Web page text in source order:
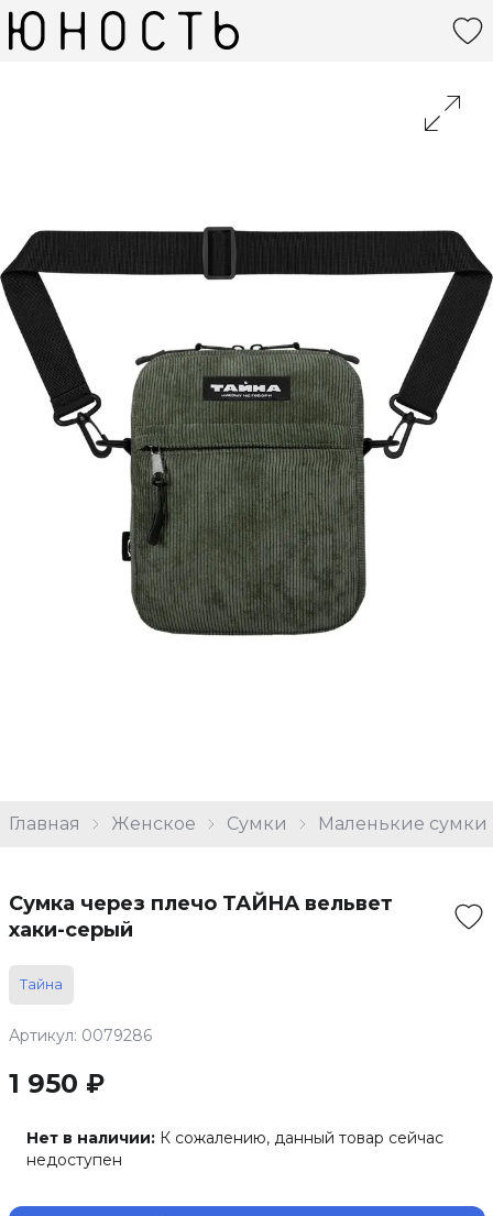
Главная Женское Сумки Маленькие сумки
Сумка через плечо ТАЙНА вельвет
хаки-серый
Тайна
Артикул: 0079286
1 950 ₽
Нет в наличии: К сожалению, данный товар сейчас
недоступен